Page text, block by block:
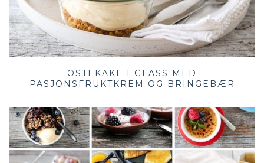
OSTEKAKE I GLASS MED
PASJONSFRUKTKREM OG BRINGEBÆR